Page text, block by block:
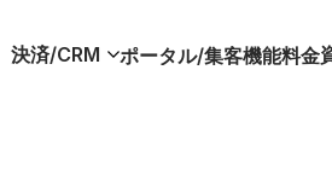
決済/CRM ポータル/集客機能料金